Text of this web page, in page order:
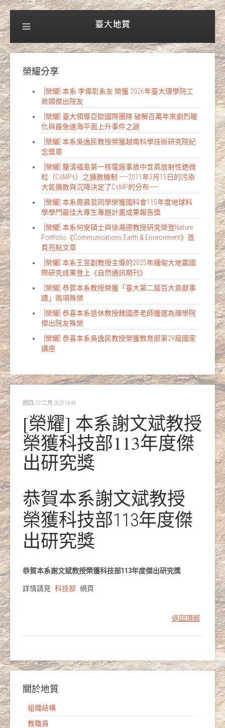
榮耀分享
[榮耀] 本系 李偉彰系友 榮獲 2026年臺大理學院工
商類傑出院友
[榮耀] 臺大領導亞歐國際團隊 破解百萬年來劇烈暖
化與最急速海平面上升事件之謎
[榮耀] 本系吳逸民教授榮獲越南科學技術研究院紀
念獎章
[榮耀] 釐清福島第一核電廠事故中含高放射性銫微
粒（CsMPs）之擴散機制 ——2011年3月15日的污染
大氣擴散與沉降決定了CsMP的分布——
[榮耀] 本系周晨芸同學榮獲國科會115年度地球科
學學門最佳大專生專題計畫成果報告獎
[榮耀] 本系何安碩士與徐澔德教授研究榮登Nature
Portfolio《Communications Earth & Environment》首
頁亮點文章
[榮耀] 本系王昱副教授主導的2025年緬甸大地震國
際研究成果登上《自然通訊期刊》
[榮耀] 恭賀本系教授榮獲「臺大第二屆百大貢獻事
蹟」兩項殊榮
[榮耀] 恭喜本系退休教授魏國彥老師獲選為理學院
傑出院友殊榮
[榮耀] 恭喜本系吳逸民教授榮獲教育部第29屆國家
講座
週四, 27 二月 2025 14:45
[榮耀] 本系謝文斌教授
榮獲科技部113年度傑
出研究獎
恭賀本系謝文斌教授
榮獲科技部113年度傑
出研究獎
恭賀本系謝文斌教授榮獲科技部113年度傑出研究獎
詳情請見 科技部 網頁
返回頂部
關於地質
組織結構
教職員